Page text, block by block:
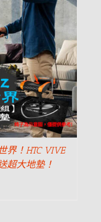
界！HTC VIVE
超大地墊！